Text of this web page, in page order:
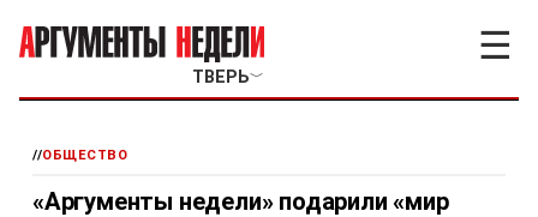
ТВЕРЬ﹀
☰
//ОБЩЕСТВО
«Аргументы недели» подарили «мир